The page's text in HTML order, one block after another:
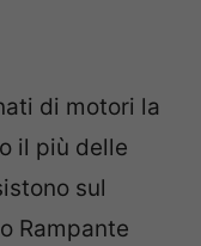
di motori la
il più delle
sul
Rampante